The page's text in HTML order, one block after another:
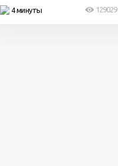
4 минуты 129029